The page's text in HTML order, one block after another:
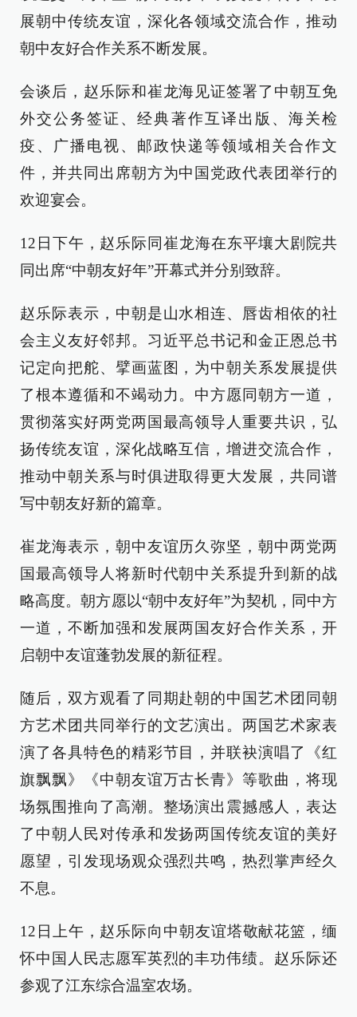
展朝中传统友谊，深化各领域交流合作，推动
朝中友好合作关系不断发展。
会谈后，赵乐际和崔龙海见证签署了中朝互免
外交公务签证、经典著作互译出版、海关检
疫、广播电视、邮政快递等领域相关合作文
件，并共同出席朝方为中国党政代表团举行的
欢迎宴会。
12日下午，赵乐际同崔龙海在东平壤大剧院共
同出席“中朝友好年”开幕式并分别致辞。
赵乐际表示，中朝是山水相连、唇齿相依的社
会主义友好邻邦。习近平总书记和金正恩总书
记定向把舵、擘画蓝图，为中朝关系发展提供
了根本遵循和不竭动力。中方愿同朝方一道，
贯彻落实好两党两国最高领导人重要共识，弘
扬传统友谊，深化战略互信，增进交流合作，
推动中朝关系与时俱进取得更大发展，共同谱
写中朝友好新的篇章。
崔龙海表示，朝中友谊历久弥坚，朝中两党两
国最高领导人将新时代朝中关系提升到新的战
略高度。朝方愿以“朝中友好年”为契机，同中方
一道，不断加强和发展两国友好合作关系，开
启朝中友谊蓬勃发展的新征程。
随后，双方观看了同期赴朝的中国艺术团同朝
方艺术团共同举行的文艺演出。两国艺术家表
演了各具特色的精彩节目，并联袂演唱了《红
旗飘飘》《中朝友谊万古长青》等歌曲，将现
场氛围推向了高潮。整场演出震撼感人，表达
了中朝人民对传承和发扬两国传统友谊的美好
愿望，引发现场观众强烈共鸣，热烈掌声经久
不息。
12日上午，赵乐际向中朝友谊塔敬献花篮，缅
怀中国人民志愿军英烈的丰功伟绩。赵乐际还
参观了江东综合温室农场。